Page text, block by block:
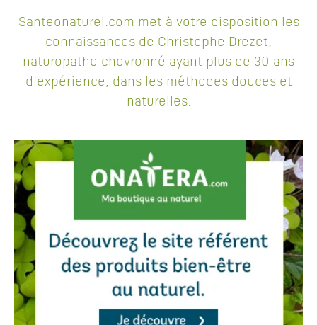
Santeonaturel.com met à votre disposition les
connaissances de Christophe Drezet,
naturopathe chevronné ayant plus de 30 ans
d'expérience, dans les méthodes douces et
naturelles.